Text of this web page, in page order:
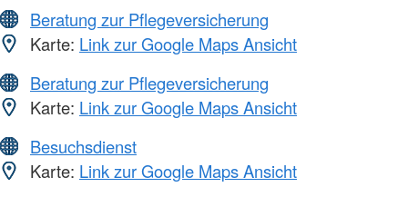
Beratung zur Pflegeversicherung
Karte: Link zur Google Maps Ansicht
Beratung zur Pflegeversicherung
Karte: Link zur Google Maps Ansicht
Besuchsdienst
Karte: Link zur Google Maps Ansicht